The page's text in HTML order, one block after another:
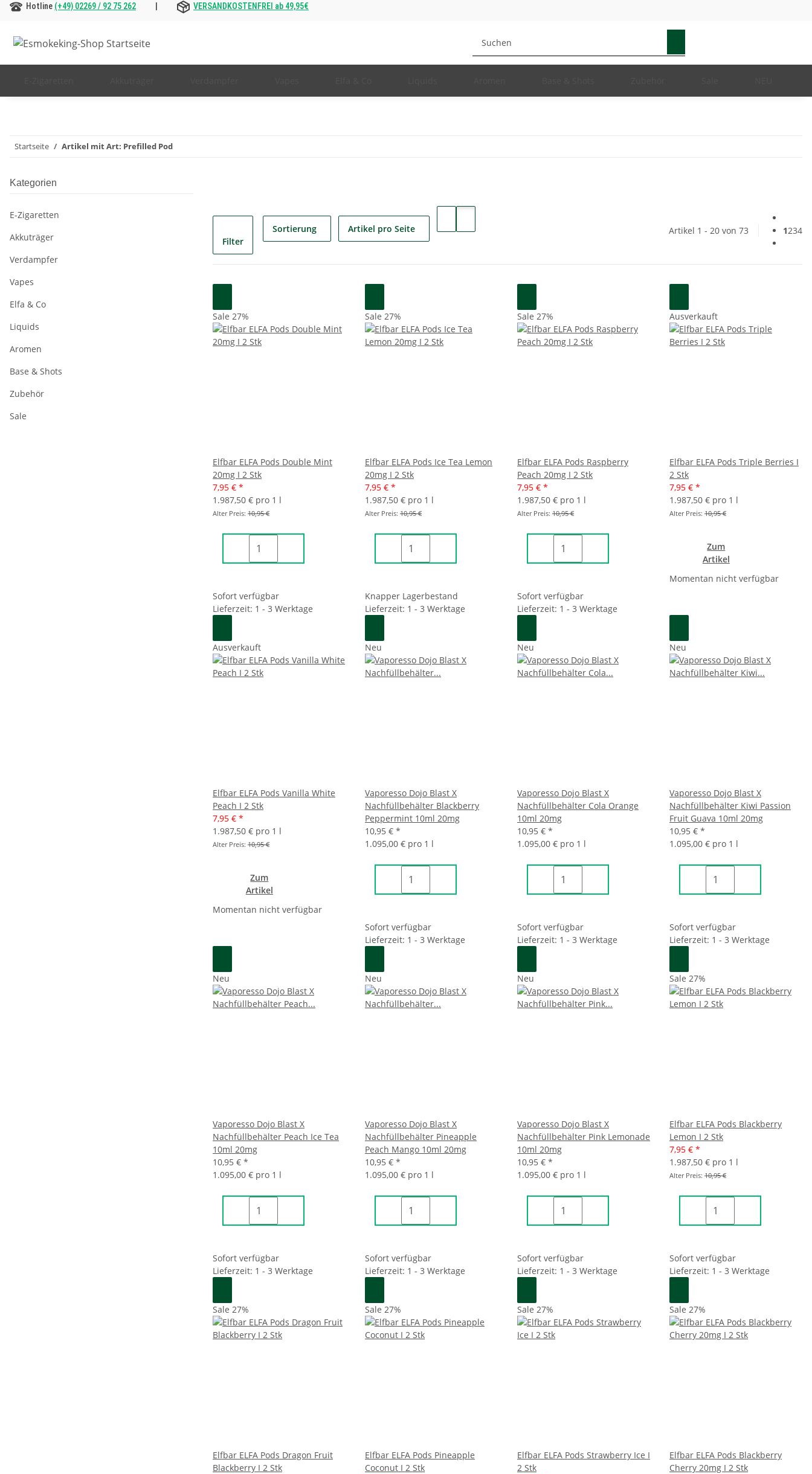
Hotline (+49) 02269 / 92 75 262 VERSANDKOSTENFREI ab 49,95€
Startseite Artikel mit Art: Prefilled Pod
Filter
Sortierung Artikel pro Seite Artikel 1 - 20 von 73 1234
Sale 27%
Elfbar ELFA Pods Double Mint
20mg I 2 Stk
7,95 € *
1.987,50 € pro 1 l
Alter Preis: 10,95 €
Sofort verfügbar
Lieferzeit: 1 - 3 Werktage
Sale 27%
Elfbar ELFA Pods Ice Tea Lemon
20mg I 2 Stk
7,95 € *
1.987,50 € pro 1 l
Alter Preis: 10,95 €
Knapper Lagerbestand
Lieferzeit: 1 - 3 Werktage
Sale 27%
Elfbar ELFA Pods Raspberry
Peach 20mg I 2 Stk
7,95 € *
1.987,50 € pro 1 l
Alter Preis: 10,95 €
Sofort verfügbar
Lieferzeit: 1 - 3 Werktage
Ausverkauft
Elfbar ELFA Pods Triple Berries I
2 Stk
7,95 € *
1.987,50 € pro 1 l
Alter Preis: 10,95 €
Zum
Artikel
Momentan nicht verfügbar
Ausverkauft
Elfbar ELFA Pods Vanilla White
Peach I 2 Stk
7,95 € *
1.987,50 € pro 1 l
Alter Preis: 10,95 €
Zum
Artikel
Momentan nicht verfügbar
Neu
Vaporesso Dojo Blast X
Nachfüllbehälter Blackberry
Peppermint 10ml 20mg
10,95 € *
1.095,00 € pro 1 l
Sofort verfügbar
Lieferzeit: 1 - 3 Werktage
Neu
Vaporesso Dojo Blast X
Nachfüllbehälter Cola Orange
10ml 20mg
10,95 € *
1.095,00 € pro 1 l
Sofort verfügbar
Lieferzeit: 1 - 3 Werktage
Neu
Vaporesso Dojo Blast X
Nachfüllbehälter Kiwi Passion
Fruit Guava 10ml 20mg
10,95 € *
1.095,00 € pro 1 l
Sofort verfügbar
Lieferzeit: 1 - 3 Werktage
Neu
Vaporesso Dojo Blast X
Nachfüllbehälter Peach Ice Tea
10ml 20mg
10,95 € *
1.095,00 € pro 1 l
Sofort verfügbar
Lieferzeit: 1 - 3 Werktage
Neu
Vaporesso Dojo Blast X
Nachfüllbehälter Pineapple
Peach Mango 10ml 20mg
10,95 € *
1.095,00 € pro 1 l
Sofort verfügbar
Lieferzeit: 1 - 3 Werktage
Neu
Vaporesso Dojo Blast X
Nachfüllbehälter Pink Lemonade
10ml 20mg
10,95 € *
1.095,00 € pro 1 l
Sofort verfügbar
Lieferzeit: 1 - 3 Werktage
Sale 27%
Elfbar ELFA Pods Blackberry
Lemon I 2 Stk
7,95 € *
1.987,50 € pro 1 l
Alter Preis: 10,95 €
Sofort verfügbar
Lieferzeit: 1 - 3 Werktage
Sale 27%
Elfbar ELFA Pods Dragon Fruit
Blackberry I 2 Stk
Sale 27%
Elfbar ELFA Pods Pineapple
Coconut I 2 Stk
Sale 27%
Elfbar ELFA Pods Strawberry Ice I
2 Stk
Sale 27%
Elfbar ELFA Pods Blackberry
Cherry 20mg I 2 Stk
Kategorien
E-Zigaretten
Akkuträger
Verdampfer
Vapes
Elfa & Co
Liquids
Aromen
Base & Shots
Zubehör
Sale